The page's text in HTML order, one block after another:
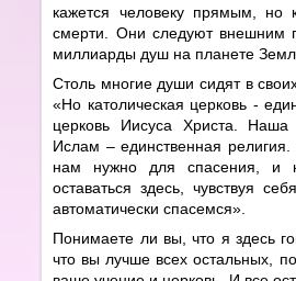
кажется человеку прямым, но
смерти. Они следуют внешним
миллиарды душ на планете
Столь многие души сидят в
«Но католическая церковь -
церковь Иисуса Христа. Наша
Ислам – единственная религия.
нам нужно для спасения, и
оставаться здесь, чувствуя
автоматически спасемся».
Понимаете ли вы, что я здесь
что вы лучше всех остальных,